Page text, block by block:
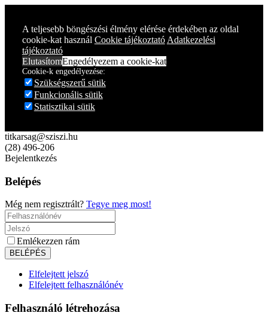
A teljesebb böngészési élmény elérése érdekében az oldal
cookie-kat használ Cookie tájékoztató Adatkezelési
tájékoztató
ElutasítomEngedélyezem a cookie-kat
Cookie-k engedélyezése:
Szükségszerű sütik
Funkcionális sütik
Statisztikai sütik
titkarsag@sziszi.hu
(28) 496-206
Bejelentkezés
Belépés
Még nem regisztrált? Tegye meg most!
Emlékezzen rám
Elfelejtett jelszó
Elfelejtett felhasználónév
Felhasználó létrehozása